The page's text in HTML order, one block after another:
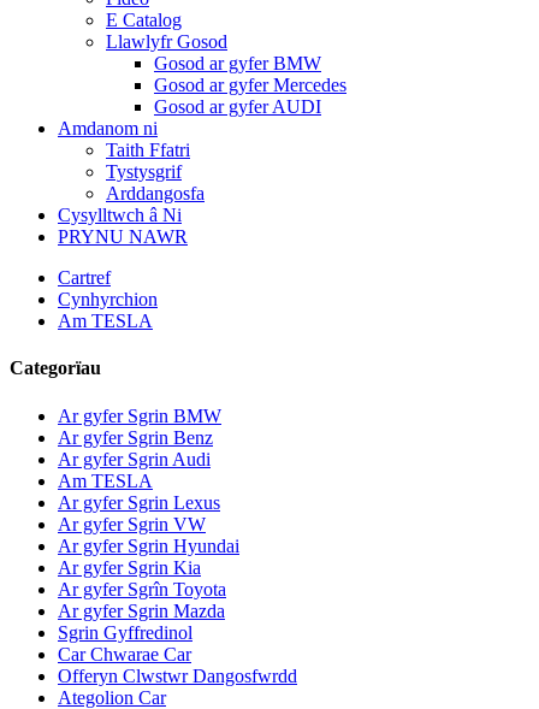
E Catalog
Llawlyfr Gosod
Gosod ar gyfer BMW
Gosod ar gyfer Mercedes
Gosod ar gyfer AUDI
Amdanom ni
Taith Ffatri
Tystysgrif
Arddangosfa
Cysylltwch â Ni
PRYNU NAWR
Cartref
Cynhyrchion
Am TESLA
Categorïau
Ar gyfer Sgrin BMW
Ar gyfer Sgrin Benz
Ar gyfer Sgrin Audi
Am TESLA
Ar gyfer Sgrin Lexus
Ar gyfer Sgrin VW
Ar gyfer Sgrin Hyundai
Ar gyfer Sgrin Kia
Ar gyfer Sgrîn Toyota
Ar gyfer Sgrin Mazda
Sgrin Gyffredinol
Car Chwarae Car
Offeryn Clwstwr Dangosfwrdd
Ategolion Car